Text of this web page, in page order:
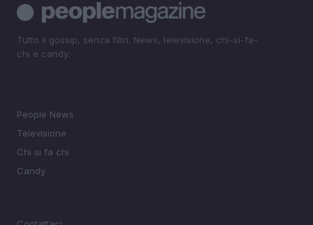
Tutto il gossip, senza filtri. News, televisione, chi-si-fa-
chi e candy.
People News
Televisione
Chi si fa chi
Candy